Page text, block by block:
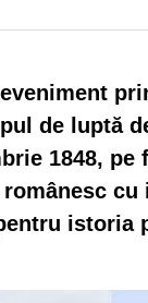
de luptă
1848, pe
cu
istoria